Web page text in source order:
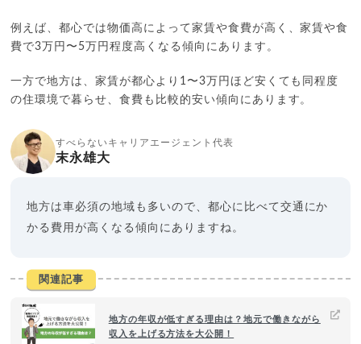
例えば、都心では物価高によって家賃や食費が高く、家賃や食
費で3万円〜5万円程度高くなる傾向にあります。
一方で地方は、家賃が都心より1〜3万円ほど安くても同程度
の住環境で暮らせ、食費も比較的安い傾向にあります。
すべらないキャリアエージェント代表
末永雄大
地方は車必須の地域も多いので、都心に比べて交通にか
かる費用が高くなる傾向にありますね。
関連記事
地方の年収が低すぎる理由は？地元で働きながら
収入を上げる方法を大公開！